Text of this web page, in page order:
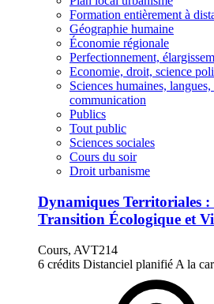
Formation entièrement à
Géographie humaine
Économie régionale
Perfectionnement,
Economie, droit, science
Sciences humaines,
communication
Publics
Tout public
Sciences sociales
Cours du soir
Droit urbanisme
Dynamiques Territoriales :
Transition Écologique et
Cours, AVT214
6 crédits Distanciel planifié A la